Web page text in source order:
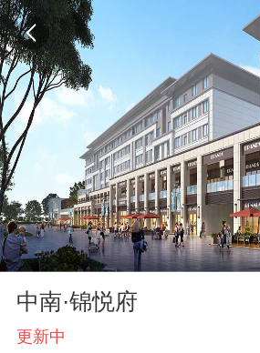
中南·锦悦府
更新中